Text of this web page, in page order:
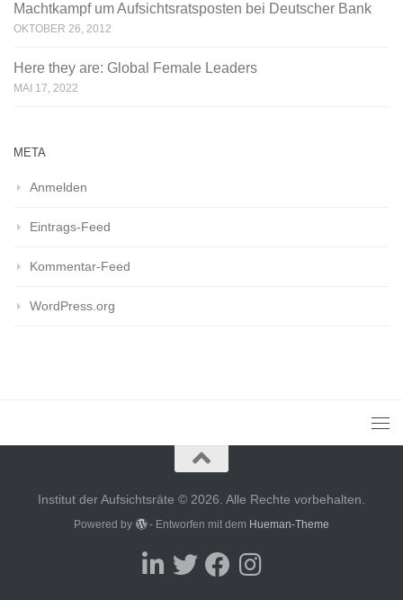
Machtkampf um Aufsichtsratsposten bei Deutscher Bank
OKTOBER 26, 2012
Here they are: Global Female Leaders
MAI 17, 2022
META
Anmelden
Eintrags-Feed
Kommentar-Feed
WordPress.org
Institut der Aufsichtsräte © 2026. Alle Rechte vorbehalten.
Powered by - Entworfen mit dem Hueman-Theme